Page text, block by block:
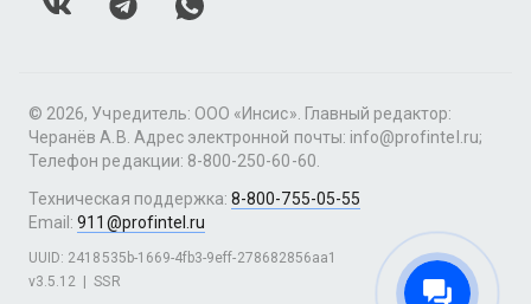
© 2026, Учредитель: ООО «Инсис». Главный редактор:
Черанёв А.В. Адрес электронной почты: info@profintel.ru;
Телефон редакции: 8-800-250-60-60.
Техническая поддержка:8-800-755-05-55
Email:911@profintel.ru
v3.5.12 SSR
UUID: 2418535b-1669-4fb3-9eff-278682856aa1